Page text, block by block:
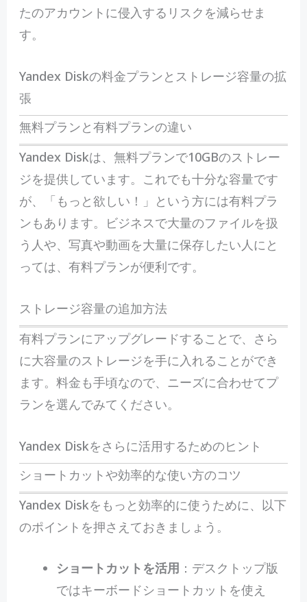
たのアカウントに侵入するリスクを減らせま
す。
Yandex Diskの料金プランとストレージ容量の拡
張
無料プランと有料プランの違い
Yandex Diskは、無料プランで10GBのストレー
ジを提供しています。これでも十分な容量です
が、「もっと欲しい！」という方には有料プラ
ンもあります。ビジネスで大量のファイルを扱
う人や、写真や動画を大量に保存したい人にと
っては、有料プランが便利です。
ストレージ容量の追加方法
有料プランにアップグレードすることで、さら
に大容量のストレージを手に入れることができ
ます。料金も手頃なので、ニーズに合わせてプ
ランを選んでみてください。
Yandex Diskをさらに活用するためのヒント
ショートカットや効率的な使い方のコツ
Yandex Diskをもっと効率的に使うために、以下
のポイントを押さえておきましょう。
ショートカットを活用 ：デスクトップ版
ではキーボードショートカットを使え